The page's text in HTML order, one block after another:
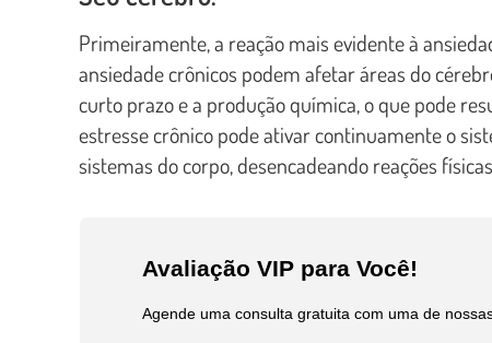
Primeiramente, a reação mais evidente à
ansiedade crônicos podem afetar áreas do
curto prazo e a produção química, o que pode
estresse crônico pode ativar continuamente o
sistemas do corpo, desencadeando reações
Avaliação VIP para Você!
Agende uma consulta gratuita com uma de